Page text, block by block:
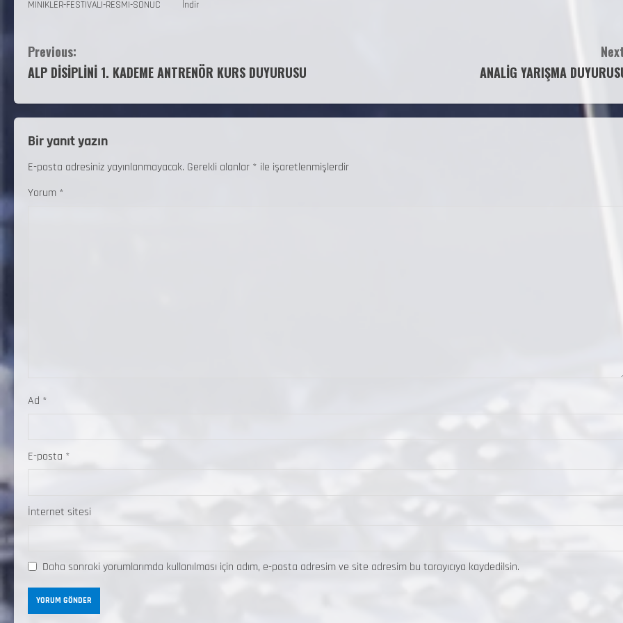
MINIKLER-FESTIVALI-RESMI-SONUC İndir
Previous:
ALP DİSİPLİNİ 1. KADEME ANTRENÖR KURS DUYURUSU
ANALİG YARIŞMA
Bir yanıt yazın
E-posta adresiniz yayınlanmayacak. Gerekli alanlar * ile işaretlenmişlerdir
Yorum *
Ad *
E-posta *
İnternet sitesi
Daha sonraki yorumlarımda kullanılması için adım, e-posta adresim ve site adresim bu tarayıcıya kaydedilsin.